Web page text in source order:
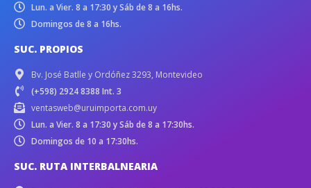
Lun. a Vier. 8 a 17:30 y Sáb de 8 a 16hs.
Domingos de 8 a 16hs.
SUC. PROPIOS
Bv. José Batlle y Ordóñez 3293, Montevideo
(+598) 2924 8388 Int. 3
ventasweb@uruimporta.com.uy
Lun. a Vier. 8 a 17:30 y Sáb de 8 a 17:30hs.
Domingos de 10 a 17:30hs.
SUC. RUTA INTERBALNEARIA